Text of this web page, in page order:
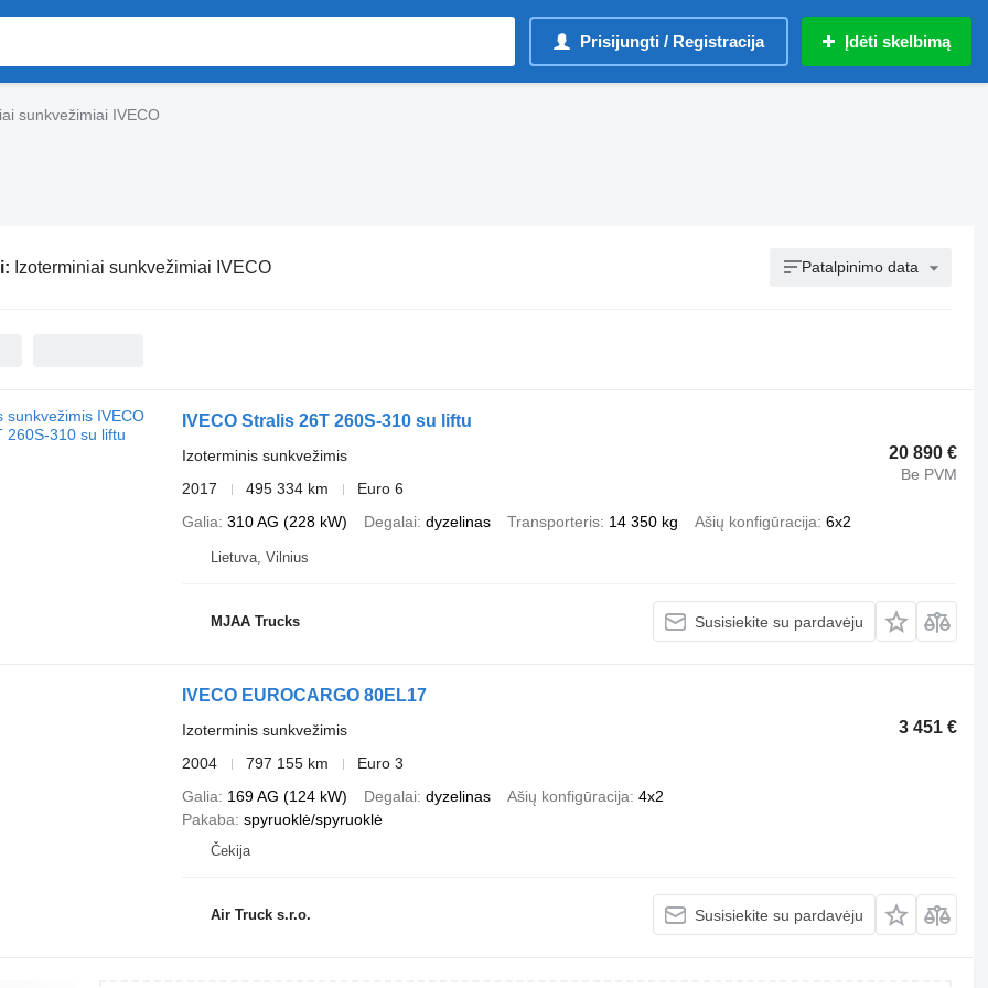
Prisijungti / Registracija Įdėti skelbimą
sunkvežimiai IVECO
Izoterminiai sunkvežimiai IVECO Patalpinimo data
IVECO Stralis 26T 260S-310 su liftu
20 890 €
Be PVM
Izoterminis sunkvežimis
2017
495 334 km
Euro 6
Galia 310 AG (228 kW) Degalai dyzelinas Transporteris 14 350 kg Ašių konfigūracija 6x2
Lietuva, Vilnius
MJAA Trucks Susisiekite su pardavėju
IVECO EUROCARGO 80EL17
3 451 €
Izoterminis sunkvežimis
2004
797 155 km
Euro 3
Galia
169 AG (124 kW) Degalai dyzelinas Ašių konfigūracija 4x2
Pakaba spyruoklė/spyruoklė
Čekija
Air Truck s.r.o. Susisiekite su pardavėju